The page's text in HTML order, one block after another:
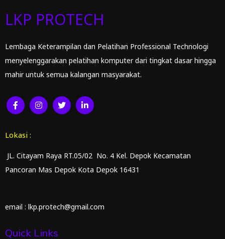
LKP PROTECH
Lembaga Keterampilan dan Pelatihan Professional Technologi
menyelenggarakan pelatihan komputer dari tingkat dasar hingga
mahir untuk semua kalangan masyarakat.
Lokasi :
JL. Citayam Raya RT.05/02 No. 4 Kel. Depok Kecamatan
Pancoran Mas Depok Kota Depok 16431
email : lkp.protech@gmail.com
Quick Links